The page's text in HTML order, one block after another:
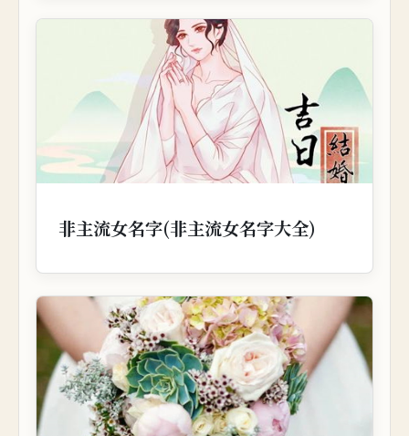
非主流女名字(非主流女名字大全)